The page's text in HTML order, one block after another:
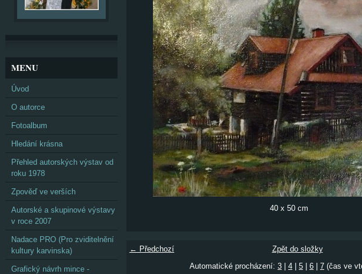
40 x 50 cm
← Předchozí
Zpět do složky
Automatické procházení: 3 4 5 6 7 (čas ve
MENU
Úvod
O autorce
Fotoalbum
Hledání krásna
Přehled autorských výstav od
roku 1978
Zpověď ve verších
Autorské a skupinové výstavy
v roce 2007
Nadace PRO (Pro zviditelnění
kultury karvinska)
Grafický návrh mince -